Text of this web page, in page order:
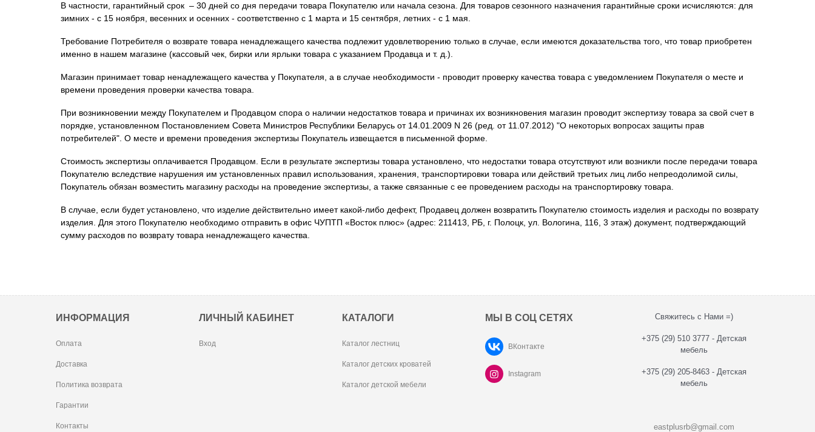
В частности, гарантийный срок – 30 дней со дня передачи товара Покупателю или начала сезона. Для товаров сезонного назначения гарантийные сроки исчисляются: для
зимних - с 15 ноября, весенних и осенних - соответственно с 1 марта и 15 сентября, летних - с 1 мая.
Требование Потребителя о возврате товара ненадлежащего качества подлежит удовлетворению только в случае, если имеются доказательства того, что товар приобретен
именно в нашем магазине (кассовый чек, бирки или ярлыки товара с указанием Продавца и т. д.).
Магазин принимает товар ненадлежащего качества у Покупателя, а в случае необходимости - проводит проверку качества товара с уведомлением Покупателя о месте и
времени проведения проверки качества товара.
При возникновении между Покупателем и Продавцом спора о наличии недостатков товара и причинах их возникновения магазин проводит экспертизу товара за свой счет в
порядке, установленном Постановлением Совета Министров Республики Беларусь от 14.01.2009 N 26 (ред. от 11.07.2012) "О некоторых вопросах защиты прав
потребителей". О месте и времени проведения экспертизы Покупатель извещается в письменной форме.
Стоимость экспертизы оплачивается Продавцом. Если в результате экспертизы товара установлено, что недостатки товара отсутствуют или возникли после передачи товара
Покупателю вследствие нарушения им установленных правил использования, хранения, транспортировки товара или действий третьих лиц либо непреодолимой силы,
Покупатель обязан возместить магазину расходы на проведение экспертизы, а также связанные с ее проведением расходы на транспортировку товара.
В случае, если будет установлено, что изделие действительно имеет какой-либо дефект, Продавец должен возвратить Покупателю стоимость изделия и расходы по возврату
изделия. Для этого Покупателю необходимо отправить в офис ЧУПТП «Восток плюс» (адрес: 211413, РБ, г. Полоцк, ул. Вологина, 116, 3 этаж) документ, подтверждающий
сумму расходов по возврату товара ненадлежащего качества.
ИНФОРМАЦИЯ
Оплата
Доставка
Политика возврата
Гарантии
Контакты
ЛИЧНЫЙ КАБИНЕТ
Вход
КАТАЛОГИ
Каталог лестниц
Каталог детских кроватей
Каталог детской мебели
МЫ В СОЦ СЕТЯХ
ВКонтакте
Instagram
Свяжитесь с Нами =)
+375 (29) 510 3777 - Детская
мебель
+375 (29) 205-8463 - Детская
мебель
eastplusrb@gmail.com